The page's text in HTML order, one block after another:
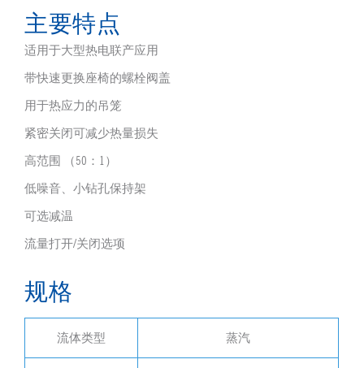
主要特点
适用于大型热电联产应用
带快速更换座椅的螺栓阀盖
用于热应力的吊笼
紧密关闭可减少热量损失
高范围 （50：1）
低噪音、小钻孔保持架
可选减温
流量打开/关闭选项
规格
流体类型 蒸汽